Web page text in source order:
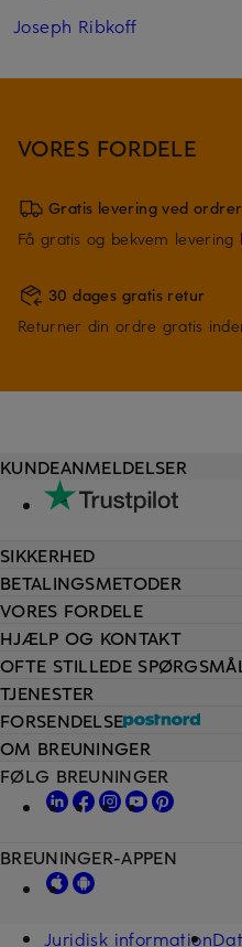
Joseph Ribkoff
VORES FORDELE
Gratis levering ved
Få gratis og bekvem
30 dages gratis retur
Returner din ordre gratis
HJÆLP OG KONTAKT
OFTE STILLEDE
TJENESTER
FORSENDELSE
KUNDEANMELDELSER
SIKKERHED
BETALINGSMETODER
VORES FORDELE
OM BREUNINGER
FØLG BREUNINGER
BREUNINGER-APPEN
Juridisk information